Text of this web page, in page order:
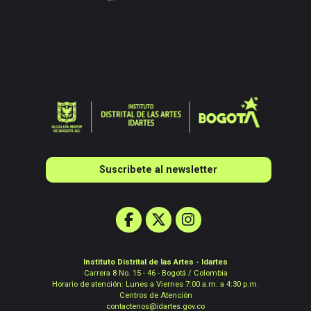
Instituto Distrital de las Artes - Idartes
Carrera 8 No. 15 - 46 - Bogotá / Colombia
Horario de atención: Lunes a Viernes 7:00 a.m. a 4:30 p.m.
Centros de Atención
contactenos@idartes.gov.co
Suscribete al newsletter